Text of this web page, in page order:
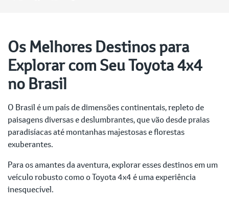
Os Melhores Destinos para
Explorar com Seu Toyota 4x4
no Brasil
O Brasil é um país de dimensões continentais, repleto de
paisagens diversas e deslumbrantes, que vão desde praias
paradisíacas até montanhas majestosas e florestas
exuberantes.
Para os amantes da aventura, explorar esses destinos em um
veículo robusto como o Toyota 4x4 é uma experiência
inesquecível.